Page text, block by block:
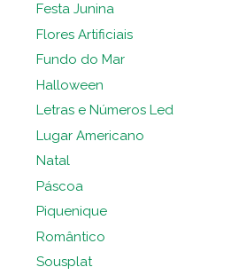
Festa Junina
Flores Artificiais
Fundo do Mar
Halloween
Letras e Números Led
Lugar Americano
Natal
Páscoa
Piquenique
Romântico
Sousplat